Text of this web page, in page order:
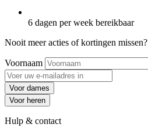
6 dagen per week bereikbaar
Nooit meer acties of kortingen missen?
Voornaam
Voor dames
Voor heren
Hulp & contact